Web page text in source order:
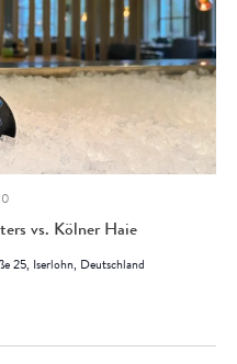
vs. Kölner Haie
25, Iserlohn, Deutschland